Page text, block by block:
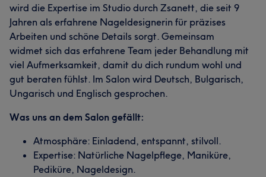
wird die Expertise im Studio durch Zsanett, die seit 9
Jahren als erfahrene Nageldesignerin für präzises
Arbeiten und schöne Details sorgt. Gemeinsam
widmet sich das erfahrene Team jeder Behandlung mit
viel Aufmerksamkeit, damit du dich rundum wohl und
gut beraten fühlst. Im Salon wird Deutsch, Bulgarisch,
Ungarisch und Englisch gesprochen.
Was uns an dem Salon gefällt:
Atmosphäre: Einladend, entspannt, stilvoll.
Expertise: Natürliche Nagelpflege, Maniküre,
Pediküre, Nageldesign.